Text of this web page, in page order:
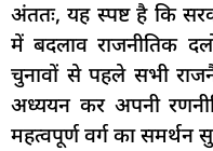
अंततः, यह स्पष्ट है कि
में बदलाव राजनीतिक
चुनावों से पहले सभी
अध्ययन कर अपनी
महत्वपूर्ण वर्ग का समर्थन